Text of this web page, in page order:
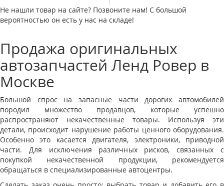
Не нашли товар на сайте? Позвоните нам! С большой
вероятностью он есть у нас на складе!
Продажа оригинальных
автозапчастей Ленд Ровер в
Москве
Большой спрос на запасные части дорогих автомобилей
породил множество продавцов, которые успешно
распространяют некачественные товары. Используя эти
детали, происходит нарушение работы ценного оборудования.
Особенно это касается двигателя, электроники, приводной
части. Для исключения различных рисков, связанных с
покупкой некачественной продукции, рекомендуется
обращаться в специализированные автоцентры.